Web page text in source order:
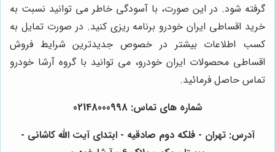
گرفته شود. در این صورت، با آسودگی خاطر می توانید نسبت به
خرید اقساطی ایران خودرو برنامه ریزی کنید. در صورت تمایل به
کسب اطلاعات بیشتر در خصوص جدیدترین شرایط فروش
اقساطی محصولات ایران خودرو، می توانید با گروه آرشا خودرو
تماس حاصل فرمائید.
شماره های تماس: 02148000998
آدرس: تهران - فلکه دوم صادقیه - ابتدای آیت الله کاشانی -